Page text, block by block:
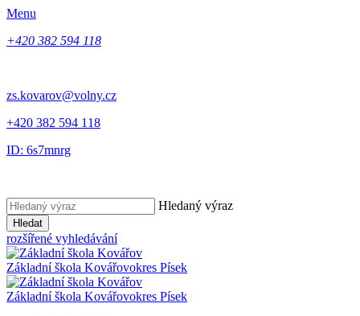
Menu
+420 382 594 118
zs.kovarov@volny.cz
+420 382 594 118
ID: 6s7mnrg
Hledaný výraz
Hledat
rozšířené vyhledávání
Základní škola Kovářovokres Písek
Základní škola Kovářovokres Písek